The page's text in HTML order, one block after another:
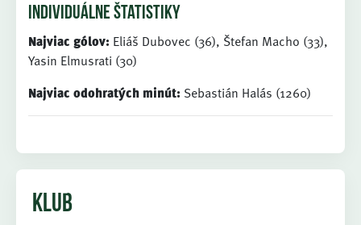
individuálne štatistiky
Najviac gólov: Eliáš Dubovec (36), Štefan Macho (33),
Yasin Elmusrati (30)
Najviac odohratých minút: Sebastián Halás (1260)
KLUB